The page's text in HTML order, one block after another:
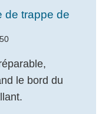
de trappe de
le bord du